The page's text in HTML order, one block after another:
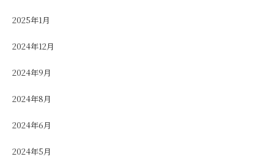
2025年1月
2024年12月
2024年9月
2024年8月
2024年6月
2024年5月